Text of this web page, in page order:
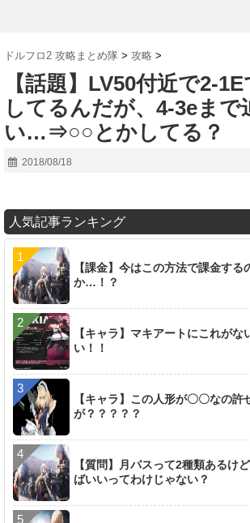
ドルフロ2 攻略まとめ隊 > 攻略 >
【話題】LV50付近で2-
してるんだが、4-3eまで
い…⇒○○とかしてる？
2018/08/18
人気記事ランキング
【課金】今はこの方法で課金する
か…！？
【キャラ】マキアートにこれがな
い！！
【キャラ】この人形が〇〇なの許
が？？？？？
【質問】月パスって2種類あるけ
ばいいってわけじゃない？